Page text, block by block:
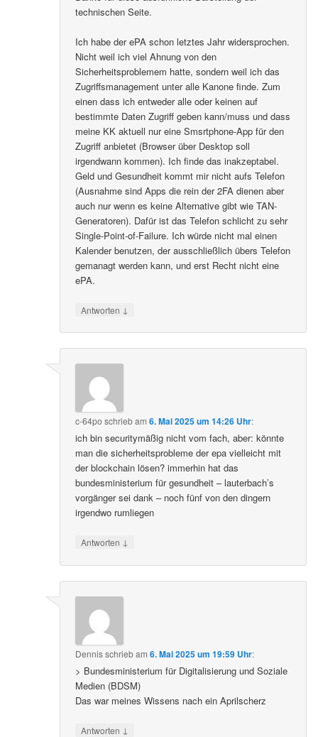
technischen Seite.
Ich habe der ePA schon letztes Jahr widersprochen.
Nicht weil ich viel Ahnung von den
Sicherheitsproblemem hatte, sondern weil ich das
Zugriffsmanagement unter alle Kanone finde. Zum
einen dass ich entweder alle oder keinen auf
bestimmte Daten Zugriff geben kann/muss und dass
meine KK aktuell nur eine Smsrtphone-App für den
Zugriff anbietet (Browser über Desktop soll
irgendwann kommen). Ich finde das inakzeptabel.
Geld und Gesundheit kommt mir nicht aufs Telefon
(Ausnahme sind Apps die rein der 2FA dienen aber
auch nur wenn es keine Alternative gibt wie TAN-
Generatoren). Dafür ist das Telefon schlicht zu sehr
Single-Point-of-Failure. Ich würde nicht mal einen
Kalender benutzen, der ausschließlich übers Telefon
gemanagt werden kann, und erst Recht nicht eine
ePA.
Antworten ↓
c-64po schriebam6. Mai 2025 um 14:26 Uhr:
ich bin securitymäßig nicht vom fach, aber: könnte
man die sicherheitsprobleme der epa vielleicht mit
der blockchain lösen? immerhin hat das
bundesministerium für gesundheit – lauterbach’s
vorgänger sei dank – noch fünf von den dingern
irgendwo rumliegen
Antworten ↓
Dennisschriebam6. Mai 2025 um 19:59 Uhr:
> Bundesministerium für Digitalisierung und Soziale
Medien (BDSM)
Das war meines Wissens nach ein Aprilscherz
Antworten ↓